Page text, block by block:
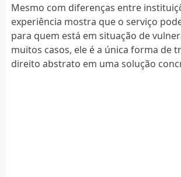
Mesmo com diferenças entre
experiência mostra que o serviço
para quem está em situação de
muitos casos, ele é a única forma de
direito abstrato em uma solução